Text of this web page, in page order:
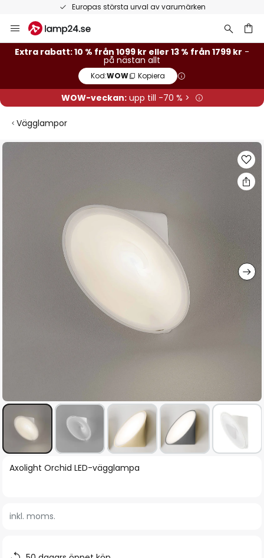
Europas största urval av varumärken
Hoppa
till
innehållet
Extra rabatt: 10 % från 1099 kr eller 13 % från 1799 kr -
på nästan allt
Kod:WOW Kopiera
WOW-veckan:upp till -70 % >
Vägglampor
Hoppa
Hoppa
bildgalleriet
Axolight Orchid LED-vägglampa
inkl. moms.